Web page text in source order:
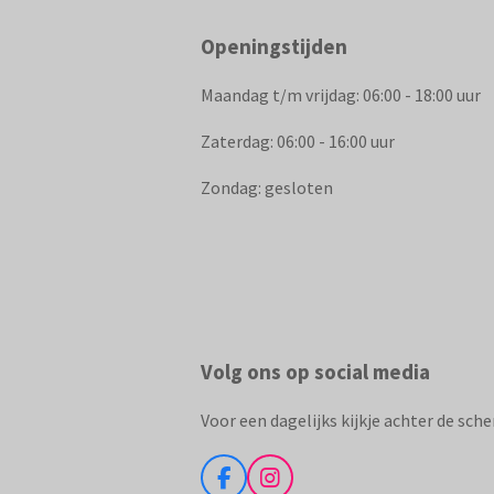
Openingstijden
Maandag t/m vrijdag: 06:00 - 18:00 uur
Zaterdag: 06:00 - 16:00 uur
Zondag: gesloten
Volg ons op social media
Voor een dagelijks kijkje achter de
F I